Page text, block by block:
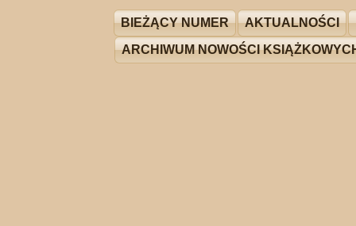
BIEŻĄCY NUMER AKTUALNOŚCI
ARCHIWUM NOWOŚCI